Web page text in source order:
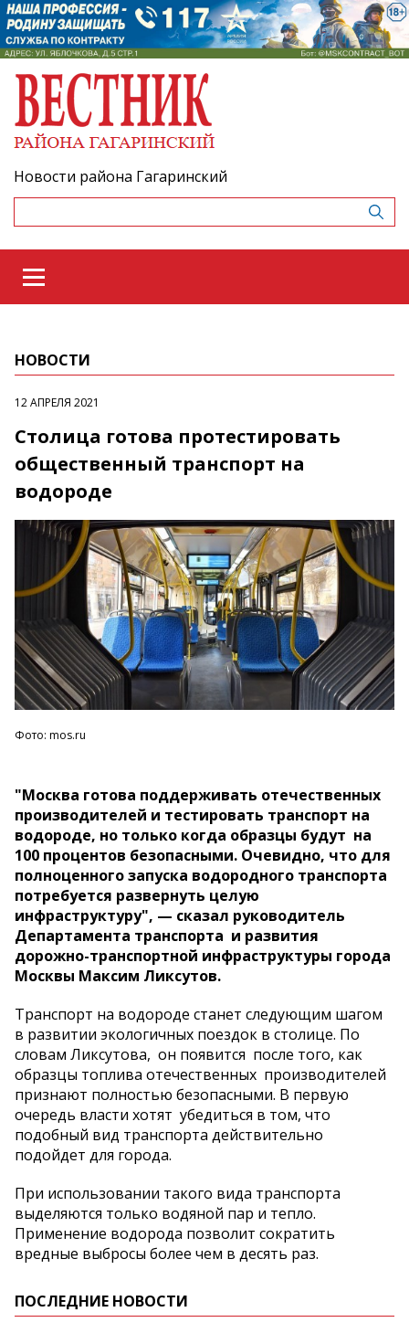
Новости района Гагаринский
НОВОСТИ
12 АПРЕЛЯ 2021
Столица готова протестировать
общественный транспорт на
водороде
Фото: mos.ru
"Москва готова поддерживать отечественных
производителей и тестировать транспорт на
водороде, но только когда образцы будут на
100 процентов безопасными. Очевидно, что для
полноценного запуска водородного транспорта
потребуется развернуть целую
инфраструктуру", — сказал руководитель
Департамента транспорта и развития
дорожно-транспортной инфраструктуры города
Москвы Максим Ликсутов.
Транспорт на водороде станет следующим шагом
в развитии экологичных поездок в столице. По
словам Ликсутова, он появится после того, как
образцы топлива отечественных производителей
признают полностью безопасными. В первую
очередь власти хотят убедиться в том, что
подобный вид транспорта действительно
подойдет для города.
При использовании такого вида транспорта
выделяются только водяной пар и тепло.
Применение водорода позволит сократить
вредные выбросы более чем в десять раз.
ПОСЛЕДНИЕ НОВОСТИ